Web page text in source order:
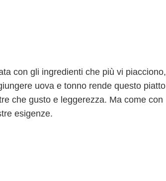
con gli ingredienti che più vi piacciono,
uova e tonno rende questo piatto
che gusto e leggerezza. Ma come con
esigenze.